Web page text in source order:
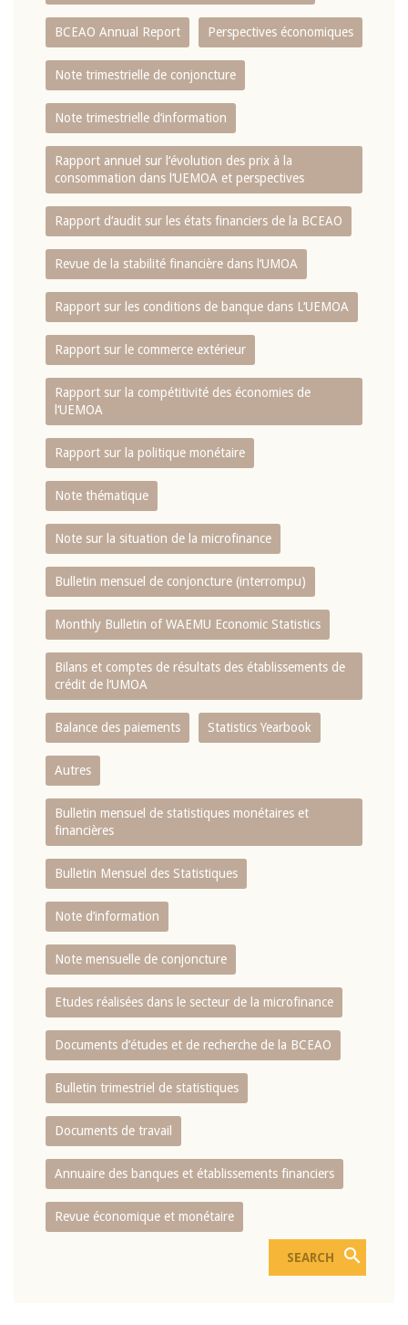
BCEAO Annual Report Perspectives économiques
Note trimestrielle de conjoncture
Note trimestrielle d‘information
Rapport annuel sur l‘évolution des prix à la
consommation dans l‘UEMOA et perspectives
Rapport d‘audit sur les états financiers de la BCEAO
Revue de la stabilité financière dans l‘UMOA
Rapport sur les conditions de banque dans L‘UEMOA
Rapport sur le commerce extérieur
Rapport sur la compétitivité des économies de
l‘UEMOA
Rapport sur la politique monétaire
Note thématique
Note sur la situation de la microfinance
Bulletin mensuel de conjoncture (interrompu)
Monthly Bulletin of WAEMU Economic Statistics
Bilans et comptes de résultats des établissements de
crédit de l‘UMOA
Balance des paiements Statistics Yearbook
Autres
Bulletin mensuel de statistiques monétaires et
financières
Bulletin Mensuel des Statistiques
Note d’information
Note mensuelle de conjoncture
Etudes réalisées dans le secteur de la microfinance
Documents d’études et de recherche de la BCEAO
Bulletin trimestriel de statistiques
Documents de travail
Annuaire des banques et établissements financiers
Revue économique et monétaire